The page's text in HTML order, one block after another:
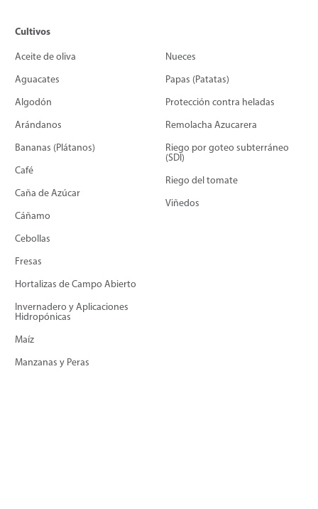
Cultivos
Aceite de oliva
Aguacates
Algodón
Arándanos
Bananas (Plátanos)
Café
Caña de Azúcar
Cáñamo
Cebollas
Fresas
Hortalizas de Campo Abierto
Invernadero y Aplicaciones
Hidropónicas
Maíz
Manzanas y Peras
Nueces
Papas (Patatas)
Protección contra heladas
Remolacha Azucarera
Riego por goteo subterráneo
(SDI)
Riego del tomate
Viñedos